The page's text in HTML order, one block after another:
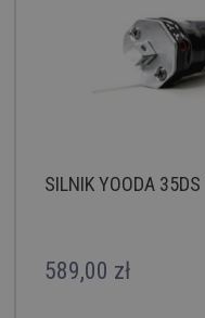
SILNIK YOODA
589,00 zł